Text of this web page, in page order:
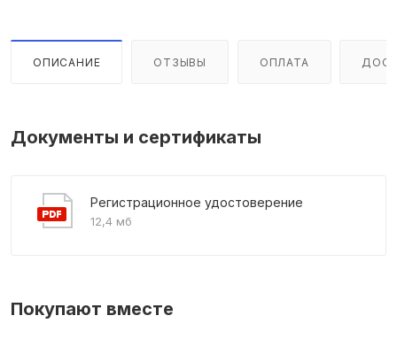
ОПИСАНИЕ ОТЗЫВЫ ОПЛАТА
Документы и сертификаты
Регистрационное удостоверение
12,4 мб
Покупают вместе